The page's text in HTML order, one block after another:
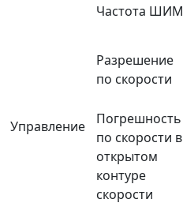
Управление
Частота ШИМ
Разрешение
по скорости
Погрешность
по скорости в
открытом
контуре
скорости